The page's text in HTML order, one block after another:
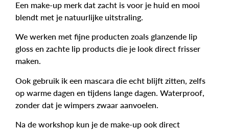
Een make-up merk dat zacht is voor je huid en mooi
blendt met je natuurlijke uitstraling.
We werken met fijne producten zoals glanzende lip
gloss en zachte lip products die je look direct frisser
maken.
Ook gebruik ik een mascara die echt blijft zitten, zelfs
op warme dagen en tijdens lange dagen. Waterproof,
zonder dat je wimpers zwaar aanvoelen.
Na de workshop kun je de make-up ook direct